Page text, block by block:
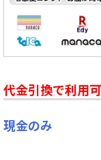
代金引換で利用
現金のみ